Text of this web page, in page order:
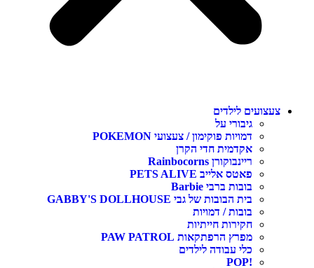
לילדים
גיבורי על
דמויות פוקימון / צעצועי POKEMON
אקדמית חדי הקרן
ריינבוקורן Rainbocorns
פאטס אלייב PETS ALIVE
בובות ברבי Barbie
בית הבובות של גבי GABBY'S DOLLHOUSE
בובות / דמויות
חקירות חייתיות
מפרץ הרפתקאות PAW PATROL
כלי עבודה לילדים